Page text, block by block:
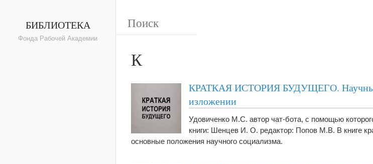
БИБЛИОТЕКА
Фонда Рабочей Академии
К
КРАТКАЯ ИСТОРИЯ БУДУЩЕГО. Научный
изложении
Удовиченко М.С. автор чат-бота, с помощью
книги: Шенцев И. О. редактор: Попов М.В. В книге
основные положения научного социализма.